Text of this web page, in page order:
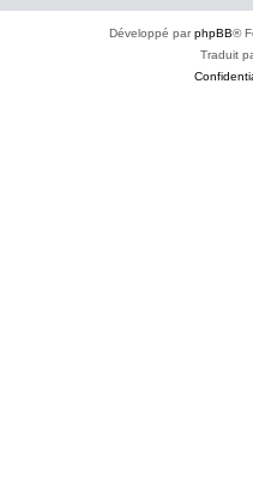
Développé parphpBB®
Traduit